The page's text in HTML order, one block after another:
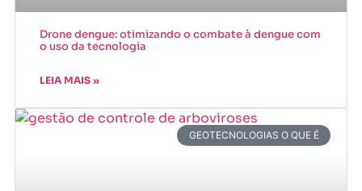
Drone dengue: otimizando o combate à dengue com
o uso da tecnologia
LEIA MAIS »
GEOTECNOLOGIAS O QUE É